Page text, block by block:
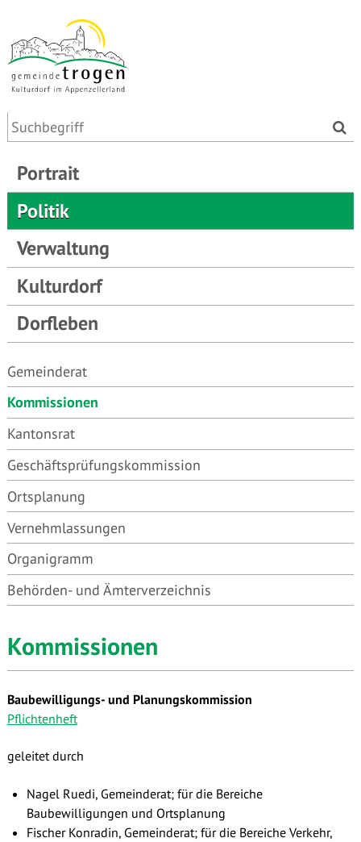
Portrait
Politik
Verwaltung
Kulturdorf
Dorfleben
Gemeinderat
Kommissionen
Kantonsrat
Geschäftsprüfungskommission
Ortsplanung
Vernehmlassungen
Organigramm
Behörden- und Ämterverzeichnis
Kommissionen
Baubewilligungs- und Planungskommission
Pflichtenheft
geleitet durch
Nagel Ruedi, Gemeinderat; für die Bereiche
Baubewilligungen und Ortsplanung
Fischer Konradin, Gemeinderat; für die Bereiche Verkehr,